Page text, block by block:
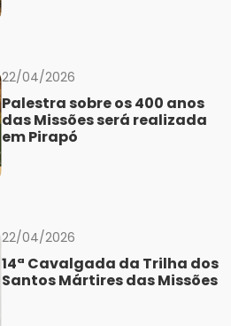
22/04/2026
Palestra sobre os 400 anos
das Missões será realizada
em Pirapó
22/04/2026
14ª Cavalgada da Trilha dos
Santos Mártires das Missões